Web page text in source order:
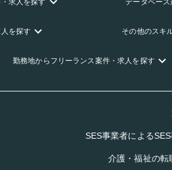
求人を探す データベース
を探す その他のスキ
勤務地からフリーランス案件・求人を探す
SES事業者による
介護・福祉の転